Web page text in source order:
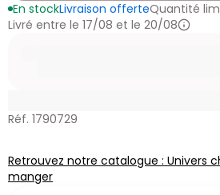
En stockLivraison offerteQuantité
Livré entre le 17/08 et le 20/08
Réf. 1790729
Retrouvez notre catalogue : Univers
manger